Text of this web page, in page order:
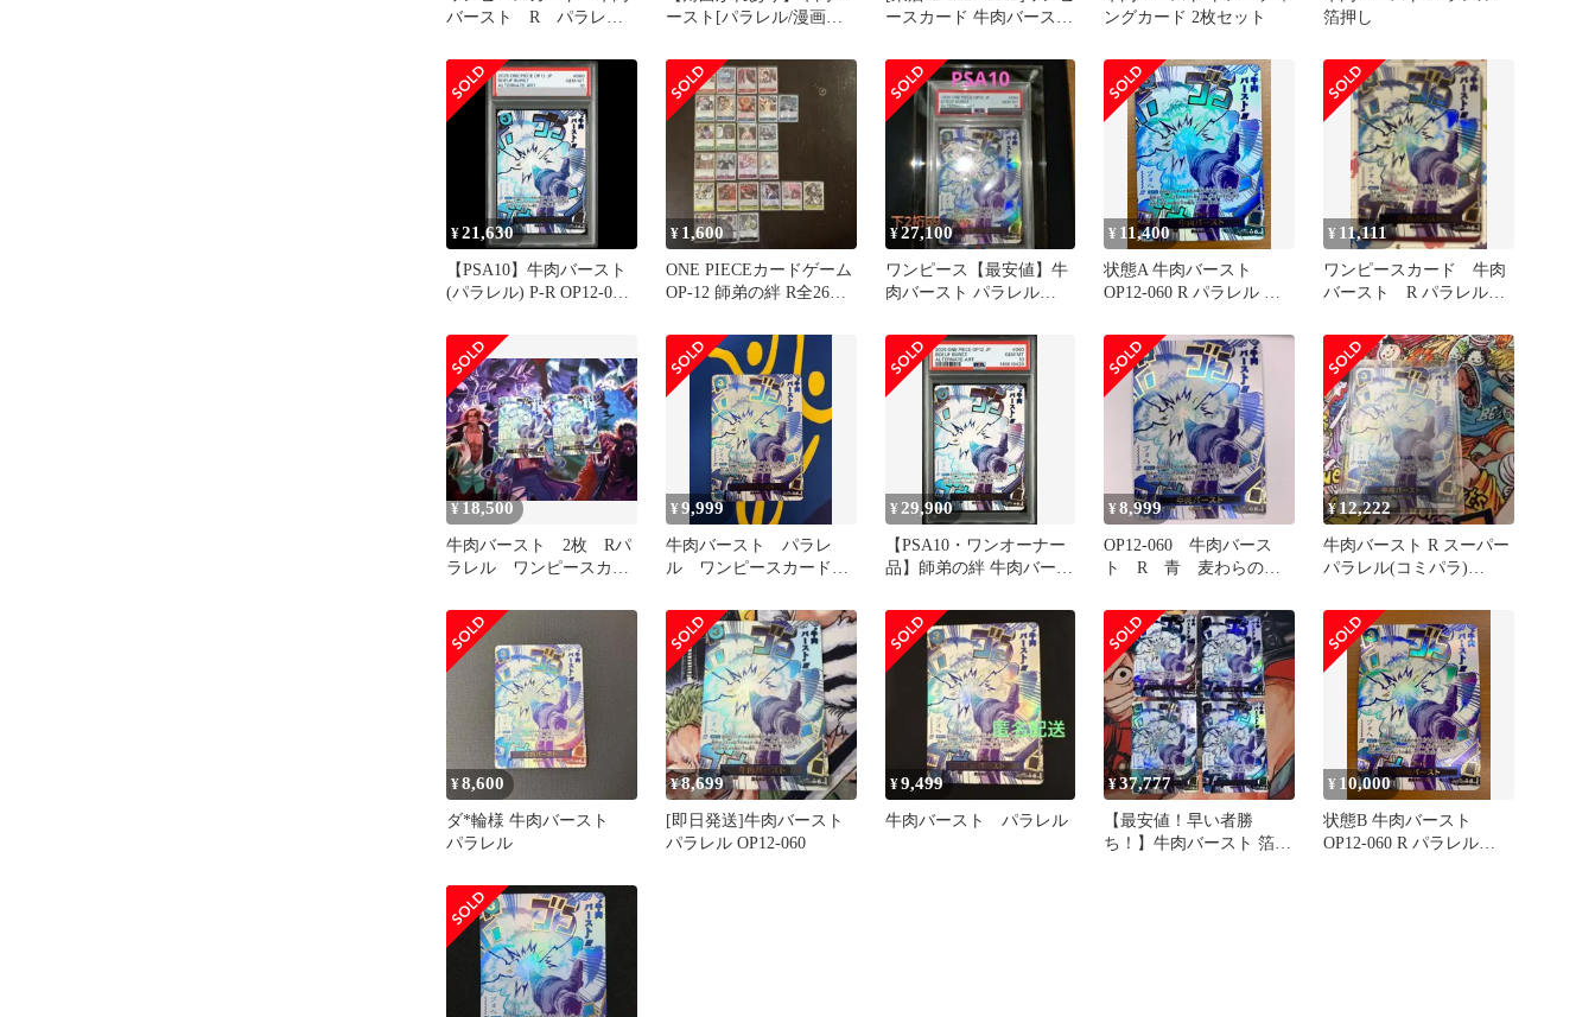
バースト R パラレ
ースト[パラレル/漫画絵]
ースカード 牛肉バースト
ングカード 2枚セット
箔押し
¥21,630
【PSA10】牛肉バースト
(パラレル) P-R OP12-060
¥ 1,600
ONE PIECEカードゲーム
OP-12 師弟の絆 R全26種
¥27,100
ワンピース【最安値】牛
肉バースト パラレル
¥ 11,400
状態A 牛肉バースト
OP12-060 R パラレル ★
カードゲーム
¥ 11,111
ワンピースカード 牛肉
バースト R パラレル
¥ 18,500
牛肉バースト 2枚 Rパ
ラレル ワンピースカー
¥9,999
牛肉バースト パラレ
ル ワンピースカード
Parallel One Piece Card
op12-060
¥29,900
【PSA10・ワンオーナー
品】師弟の絆 牛肉バース
カード
¥8,999
OP12-060 牛肉バース
ト R 青 麦わらの一
¥12,222
牛肉バースト R スーパー
パラレル(コミパラ)
¥8,600
ダ*輪様 牛肉バースト
パラレル
¥8,699
[即日発送]牛肉バースト
パラレル OP12-060
¥9,499
牛肉バースト パラレル
¥37,777
【最安値！早い者勝
ち！】牛肉バースト 箔押
¥ 10,000
状態B 牛肉バースト
OP12-060 R パラレル